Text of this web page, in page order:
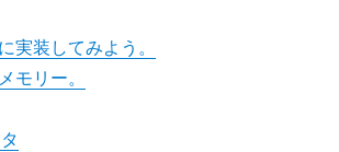
実装してみよう。
モリー。